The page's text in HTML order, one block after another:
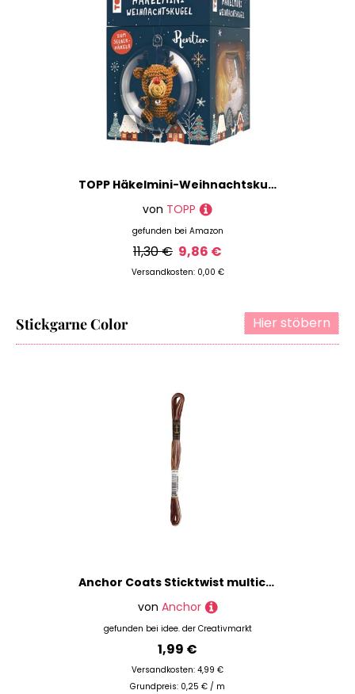
TOPP Häkelmini-Weihnachtskugel Häkelset Rentier: Anleitung, Garn (100% Baumwolle) in 5 Farben, Häkelnadel (1,5 mm), Kunststoffkugel (7 cm), Füllwatte, Perlen, Glöckchen, White
von TOPP
gefunden bei Amazon
11,30 € 9,86 €
Versandkosten: 0,00 €
Hier stöbern
Stickgarne Color
Anchor Coats Sticktwist multicolor 8m 01390 Schoko Melange
von Anchor
gefunden bei idee. der Creativmarkt
1,99 €
Versandkosten: 4,99 €
Grundpreis: 0,25 € / m